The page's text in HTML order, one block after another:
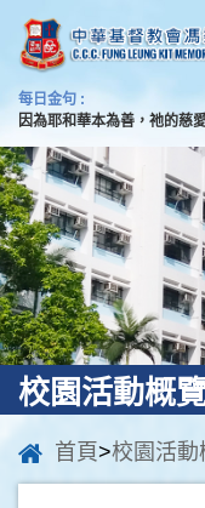
每日金句 :
因為耶和華本為善，祂的慈
校園活動概
首頁>校園活動